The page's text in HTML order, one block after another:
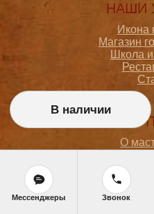
НАШИ
Икона
Магазин
Школа
О
Политика
Согласие на
Политика обработки
В наличии
Мессенджеры Звонок